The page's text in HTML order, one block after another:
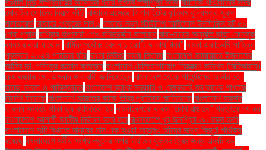
মোবাইল ফোনের বিকল্প কী? বাজারে এসেছে গিগাবাইটের কৃত্রিম বুদ্ধিমত্তাযুক্ত
মাদারবোর্ড বাজারে খেজুরের দাম ১ বাজারে নতুন স্টাইলিশ স্মার্টফোন ইনফিনিক্স হট ৫০
প্রো প্লাস বাণিজ্য উপদেষ্টা শেখ বশিরউদ্দীন বলেছেন বাবা-মায়ের অনুমতি ছাড়া ফেসবুক
ব্যবহার করা যাবে না বার্ষিক সর্বোচ্চ বেতন ১ কোটি ৭ লাখ টাকা" বাংলা একাডেমি সাহিত্য
পুরস্কার ২০২৪ পাচ্ছেন যাঁরা বাংলা নিউজ বাংলা সিনেমা বাংলাদেশ জামায়াতে ইসলামের
আমির ডা. শফিকুর রহমান বলেছেন বাংলাদেশ টেলিযোগাযোগ নিয়ন্ত্রণ কমিশন (বিটিআরসি)
চেয়ারম্যান মো. এমদাদ উল বারী জানিয়েছেন বাংলাদেশ থেকে গার্মেন্টসের অর্ডার চলে
যাচ্ছে ভারত ও পাকিস্তানে বাংলাদেশ ব্যাংক সরকারি ও বেসরকারি সব ব্যাংক শাখাকে
নির্দেশ দিয়েছে বাংলাদেশ ভারতের কাছে তীব্র প্রতিবাদ জানিয়েছে বাংলাদেশ সরকার
তারল্য সংকটে থাকা ছয় ব্যাংককে ২২ বাংলাদেশকে কারও ‘চোখ রাঙানো’ গ্রহণযোগ্য নয়
বাংলাদেশে আগামী জাতীয় নির্বাচন কবে হবে বাংলাদেশে খুব জনপ্রিয় ৩০ রকম ভর্তা
বাংলাদেশে দুটি বিখ্যাত মানুষের নাম এক হওয়া সত্ত্বেও তাঁদের মধ্যে কিছুটা পার্থক্য
রয়েছে বাংলাদেশে ধর্মীয় সংখ্যালঘুদের ওপর নির্যাতন যুক্তরাষ্ট্রের জন্য একটি বড়